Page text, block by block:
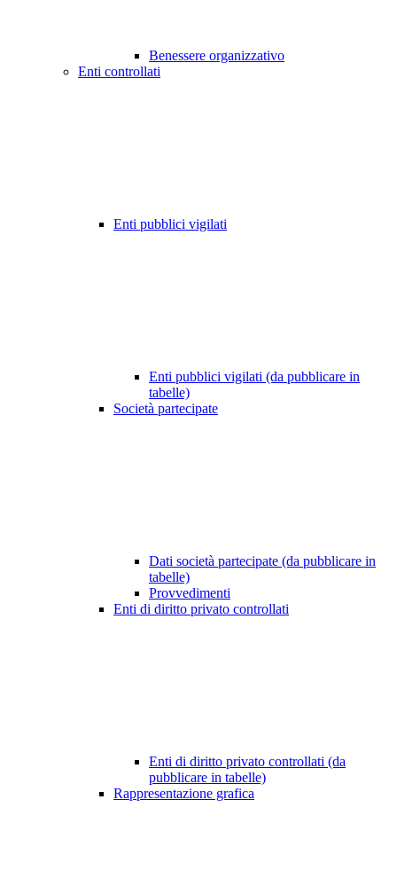
Benessere organizzativo
Enti controllati
Enti pubblici vigilati
Enti pubblici vigilati (da pubblicare in
tabelle)
Società partecipate
Dati società partecipate (da pubblicare in
tabelle)
Provvedimenti
Enti di diritto privato controllati
Enti di diritto privato controllati (da
pubblicare in tabelle)
Rappresentazione grafica